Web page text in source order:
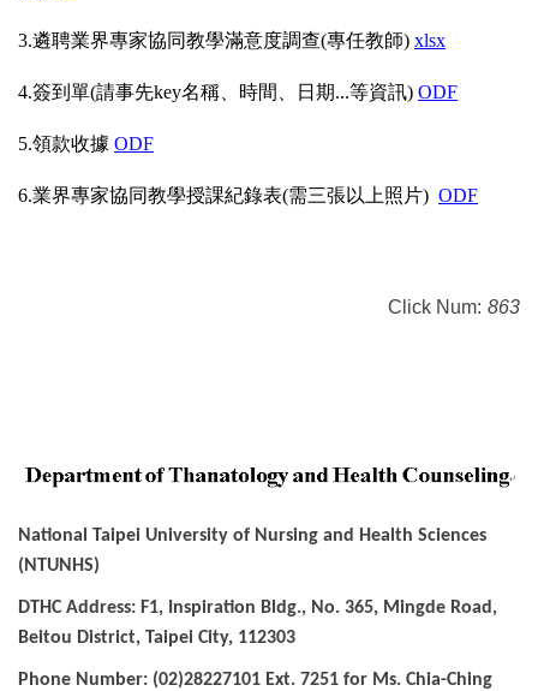
3.遴聘業界專家協同教學滿意度調查(專任教師) xlsx
4.簽到單(請事先key名稱、時間、日期...等資訊) ODF
5.領款收據 ODF
6.業界專家協同教學授課紀錄表(需三張以上照片) ODF
Click Num: 863
National Taipei University of Nursing and Health Sciences
(NTUNHS)
DTHC Address: F1, Inspiration Bldg., No. 365, Mingde Road,
Beitou District, Taipei City, 112303
Phone Number: (02)28227101 Ext. 7251 for Ms. Chia-Ching